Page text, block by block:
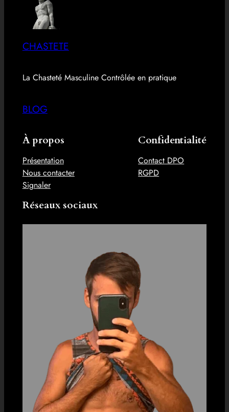
CHASTETE
La Chasteté Masculine Contrôlée en pratique
BLOG
À propos
Présentation
Nous contacter
Signaler
Confidentialité
Contact DPO
RGPD
Réseaux sociaux